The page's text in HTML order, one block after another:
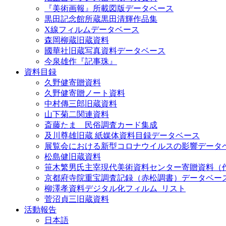
『美術画報』所載図版データベース
黒田記念館所蔵黒田清輝作品集
X線フィルムデータベース
森岡柳蔵旧蔵資料
國華社旧蔵写真資料データベース
今泉雄作『記事珠』
資料目録
久野健寄贈資料
久野健寄贈ノート資料
中村傳三郎旧蔵資料
山下菊二関連資料
斎藤たま 民俗調査カード集成
及川尊雄旧蔵 紙媒体資料目録データベース
展覧会における新型コロナウイルスの影響データ
松島健旧蔵資料
笹木繁男氏主宰現代美術資料センター寄贈資料（
京都府寺院重宝調査記録（赤松調書）データベー
柳澤孝資料デジタル化フィルム_リスト
菅沼貞三旧蔵資料
活動報告
日本語